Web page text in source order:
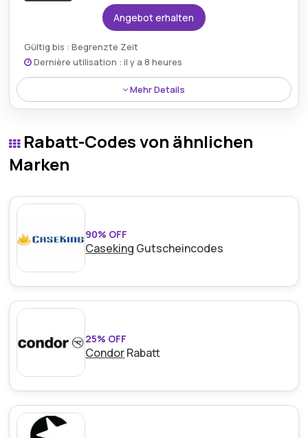
Angebot erhalten
Gültig bis : Begrenzte Zeit
Dernière utilisation : il y a 8 heures
Mehr Details
Empfehlen Sie einen Freund und erhalten Sie 30€
teilen und zusätzliche Rabatte bei zukünftigen
Einkäufen genießen können.
Rabatt-Codes von ähnlichen
Marken
90% OFF
Caseking Gutscheincodes
25% OFF
CondorRabatt